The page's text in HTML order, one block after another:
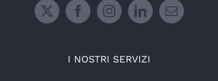
I NOSTRI SERVIZI